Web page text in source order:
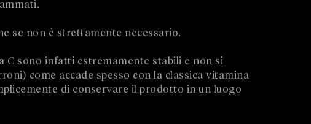
se non è strettamente necessario.
C sono infatti estremamente stabili e non si
come accade spesso con la classica vitamina
di conservare il prodotto in un luogo